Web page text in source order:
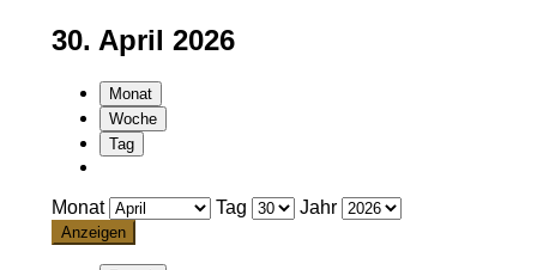
30. April 2026
Monat
Woche
Tag
Monat Tag Jahr